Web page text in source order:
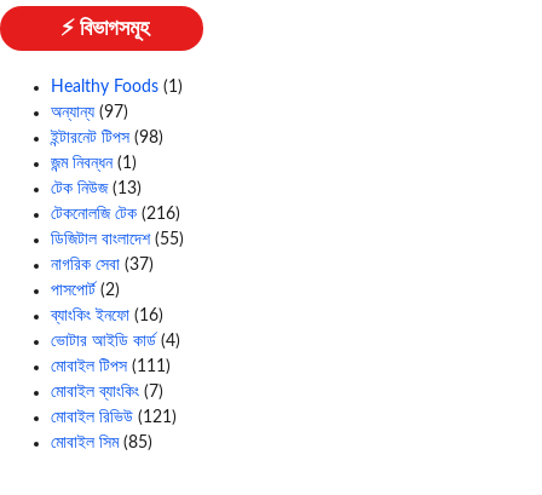
⚡ বিভাগসমূহ
Healthy Foods (1)
অন্যান্য (97)
ইন্টারনেট টিপস (98)
জন্ম নিবন্ধন(1)
টেক নিউজ(13)
টেকনোলজি টেক (216)
ডিজিটাল বাংলাদেশ(55)
নাগরিক সেবা (37)
পাসপোর্ট (2)
ব্যাংকিং ইনফো (16)
ভোটার আইডি কার্ড (4)
মোবাইল টিপস (111)
মোবাইল ব্যাংকিং (7)
মোবাইল রিভিউ (121)
মোবাইল সিম(85)